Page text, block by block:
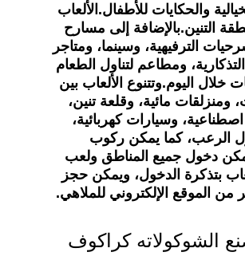
والحكايات للأطفال.الألعاب
التنين.بالإضافة إلى مسارح
الترفيهية، وسينما، ومتاجر
التذكارية، ومطاعم لتناول الطعام
خلال اليوم.وتتنوع الألعاب بين
ومنزلقات مائية، وقلعة تنين،
وسيارات كهربائية،
الرعب، كما يمكن ركوب
دخول جميع المناطق ولعب
بتذكرة الدخول، ويمكن حجز
من الموقع الإلكتروني للملاهي.